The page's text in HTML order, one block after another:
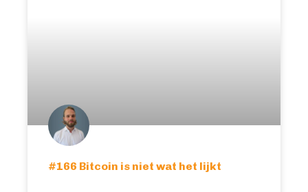
#166 Bitcoin is niet wat het lijkt